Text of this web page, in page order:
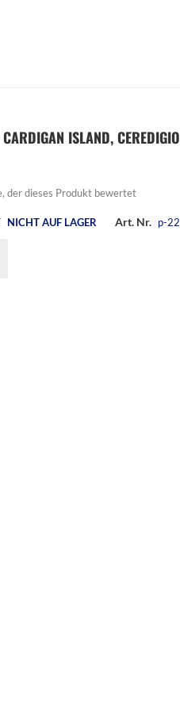
ISLAND,
der dieses Produkt bewertet
NICHT AUF LAGER Art. Nr. p-